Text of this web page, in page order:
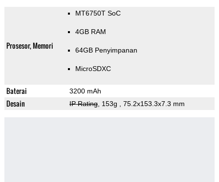
Prosesor, Memori
MT6750T SoC
4GB RAM
64GB Penyimpanan
MicroSDXC
Baterai 3200 mAh
Desain IP Rating, 153g , 75.2x153.3x7.3 mm